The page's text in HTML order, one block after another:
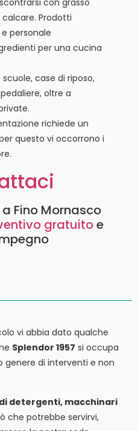
Prodotti
personale
per una cucina
case di riposo,
oltre a
richiede un
questo vi occorrono i
Fino Mornasco
gratuitoe
vi abbia dato qualche
Splendor 1957 si occupa
genere di interventi e non
detergenti, macchinari
che potrebbe servirvi,